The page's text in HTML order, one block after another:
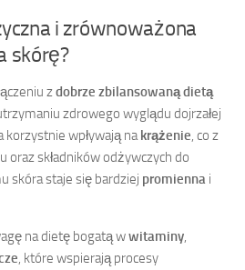
i zrównoważona
skórę?
zdobrze zbilansowaną dietą
zdrowego wyglądu dojrzałej
korzystnie wpływają nakrążenie, co z
oraz składników odżywczych do
skóra staje się bardziej promienna i
na dietę bogatą wwitaminy,
, które wspierają procesy